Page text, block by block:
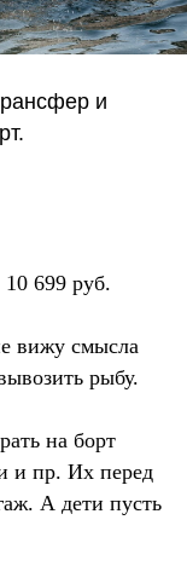
и
699 руб.
вижу смысла
рыбу.
на борт
и пр. Их перед
А дети пусть